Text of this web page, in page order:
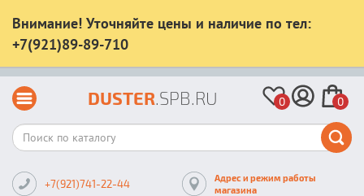
Внимание! Уточняйте цены и наличие по тел:
+7(921)89-89-710
DUSTER.SPB.RU 0 0
+7(921)741-22-44
Адрес и режим работы
магазина